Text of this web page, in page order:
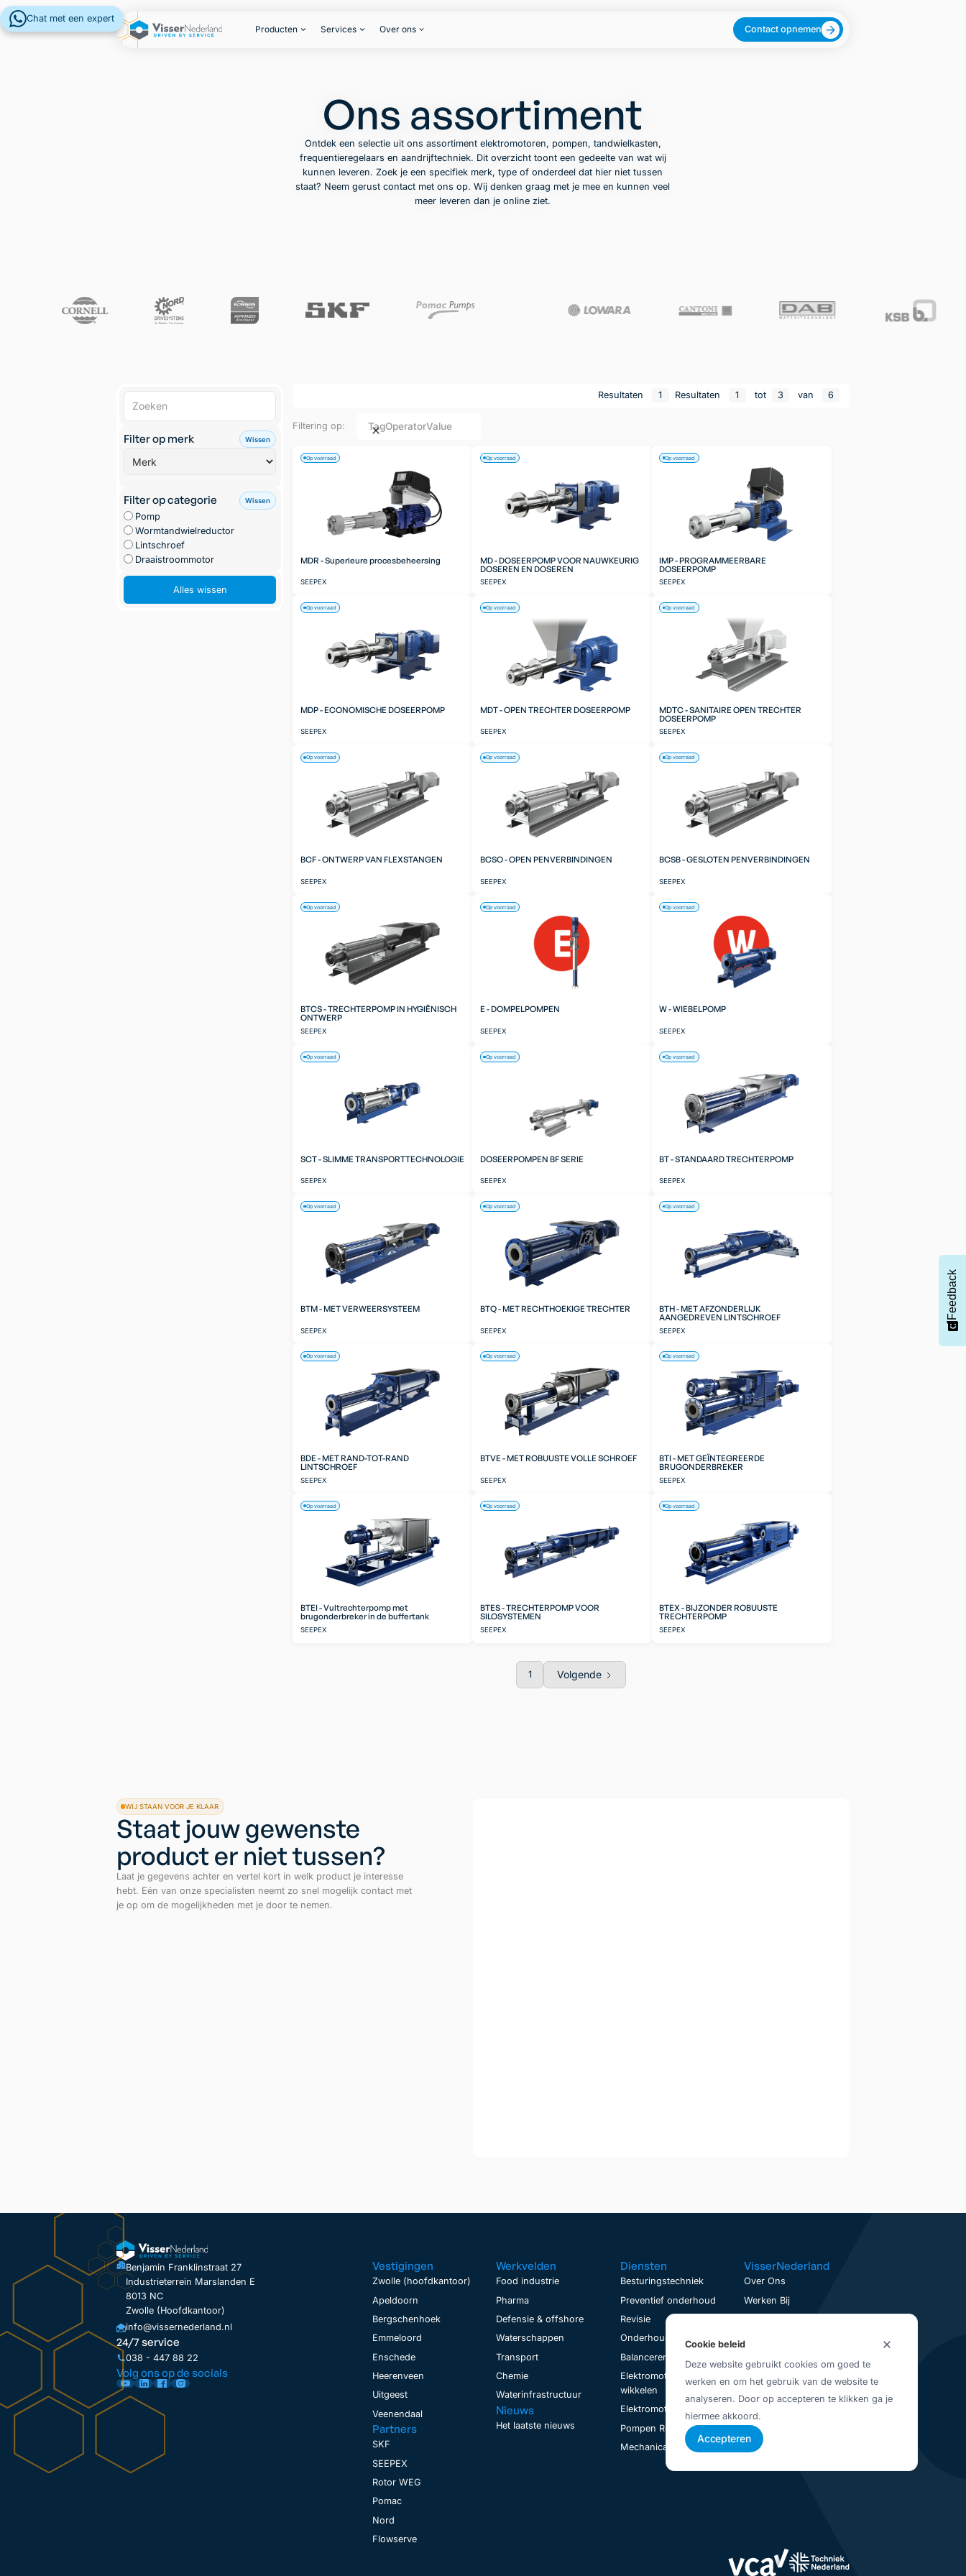
Producten Services Over ons Contact opnemen
Cookie beleid
Deze website gebruikt cookies om goed te
werken en om het gebruik van de website te
analyseren. Door op accepteren te klikken ga je
hiermee akkoord.
Accepteren
Ons assortiment
Ontdek een selectie uit ons assortiment elektromotoren, pompen, tandwielkasten,
frequentieregelaars en aandrijftechniek. Dit overzicht toont een gedeelte van wat wij
kunnen leveren. Zoek je een specifiek merk, type of onderdeel dat hier niet tussen
staat? Neem gerust contact met ons op. Wij denken graag met je mee en kunnen veel
meer leveren dan je online ziet.
Filter op merk Wissen
Filter op categorie Wissen
Pomp
Wormtandwielreductor
Lintschroef
Draaistroommotor
Alles wissen
Resultaten 1 Resultaten 1 tot 3 van 6
Filtering op: TagOperatorValue
MDR - Superieure procesbeheersing
SEEPEX
Op voorraad
MD - DOSEERPOMP VOOR NAUWKEURIG
DOSEREN EN DOSEREN
SEEPEX
Op voorraad
IMP - PROGRAMMEERBARE
DOSEERPOMP
SEEPEX
Op voorraad
MDP - ECONOMISCHE DOSEERPOMP
SEEPEX
Op voorraad
MDT - OPEN TRECHTER DOSEERPOMP
SEEPEX
Op voorraad
MDTC - SANITAIRE OPEN TRECHTER
DOSEERPOMP
SEEPEX
Op voorraad
BCF - ONTWERP VAN FLEXSTANGEN
SEEPEX
Op voorraad
BCSO - OPEN PENVERBINDINGEN
SEEPEX
Op voorraad
BCSB - GESLOTEN PENVERBINDINGEN
SEEPEX
Op voorraad
BTCS - TRECHTERPOMP IN HYGIËNISCH
ONTWERP
SEEPEX
Op voorraad
E - DOMPELPOMPEN
SEEPEX
Op voorraad
W - WIEBELPOMP
SEEPEX
Op voorraad
SCT - SLIMME TRANSPORTTECHNOLOGIE
SEEPEX
Op voorraad
DOSEERPOMPEN BF SERIE
SEEPEX
Op voorraad
BT - STANDAARD TRECHTERPOMP
SEEPEX
Op voorraad
BTM - MET VERWEERSYSTEEM
SEEPEX
Op voorraad
BTQ - MET RECHTHOEKIGE TRECHTER
SEEPEX
Op voorraad
BTH - MET AFZONDERLIJK
AANGEDREVEN LINTSCHROEF
SEEPEX
Op voorraad
BDE - MET RAND-TOT-RAND
LINTSCHROEF
SEEPEX
Op voorraad
BTVE - MET ROBUUSTE VOLLE SCHROEF
SEEPEX
Op voorraad
BTI - MET GEÏNTEGREERDE
BRUGONDERBREKER
SEEPEX
Op voorraad
BTEI - Vultrechterpomp met
brugonderbreker in de buffertank
SEEPEX
Op voorraad
BTES - TRECHTERPOMP VOOR
SILOSYSTEMEN
SEEPEX
Op voorraad
BTEX - BIJZONDER ROBUUSTE
TRECHTERPOMP
SEEPEX
Op voorraad
1 Volgende
WIJ STAAN VOOR JE KLAAR
Staat jouw gewenste
product er niet tussen?
Laat je gegevens achter en vertel kort in welk product je interesse
hebt. Eén van onze specialisten neemt zo snel mogelijk contact met
je op om de mogelijkheden met je door te nemen.
Benjamin Franklinstraat 27
Industrieterrein Marslanden E
8013 NC
Zwolle (Hoofdkantoor)
info@vissernederland.nl
24/7 service
038 - 447 88 22
Volg ons op de socials
Vestigingen
Zwolle (hoofdkantoor)
Apeldoorn
Bergschenhoek
Emmeloord
Enschede
Heerenveen
Uitgeest
Veenendaal
Partners
SKF
SEEPEX
Rotor WEG
Pomac
Nord
Flowserve
Werkvelden
Food industrie
Pharma
Defensie & offshore
Waterschappen
Transport
Chemie
Waterinfrastructuur
Nieuws
Het laatste nieuws
Diensten
Besturingstechniek
Preventief onderhoud
Revisie
Onderhoud op locatie
Balanceren
Elektromotoren
wikkelen
Elektromotoren Revisie
Pompen Revisie
Mechanical Seal Revisie
VisserNederland
Over Ons
Werken Bij
Service aanvraag
Vestigingen
Juridisch
Privacybeleid
Algemene Voorwaarden
Chat met een expert
Feedback